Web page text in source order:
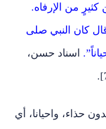
من الإرفاه.
كان النبي صلى
اسناد حسن،
حذاء، واحيانا، أي